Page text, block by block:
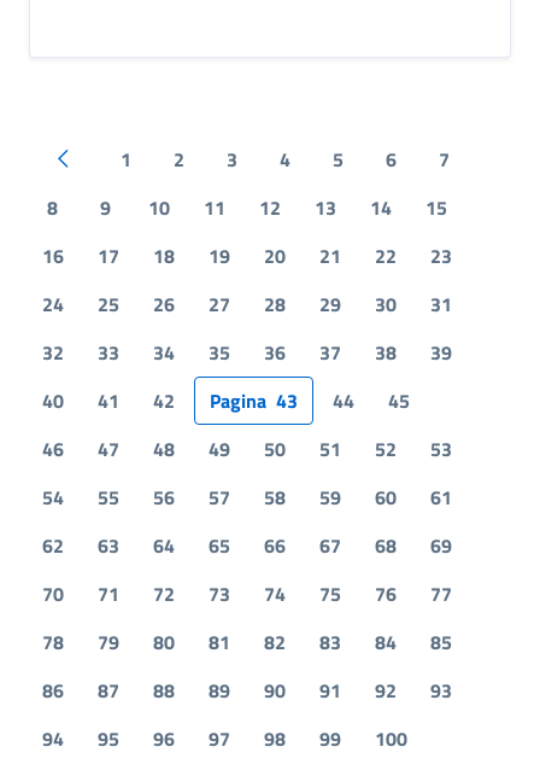
Pagina precedente
1 2 3 4 5 6
7
8
9 10 11 12 13 14
15
16
17 18 19 20 21 22
23
24
25 26 27 28 29 30
31
32
33 34 35 36 37 38
39
40
41 42 Pagina 43 44
45
46
47 48 49 50 51 52
53
54
55 56 57 58 59 60
61
62
63 64 65 66 67 68
69
70
71 72 73 74 75 76
77
78
79 80 81 82 83 84
85
86
87 88 89 90 91 92
93
94
95 96 97 98 99
100